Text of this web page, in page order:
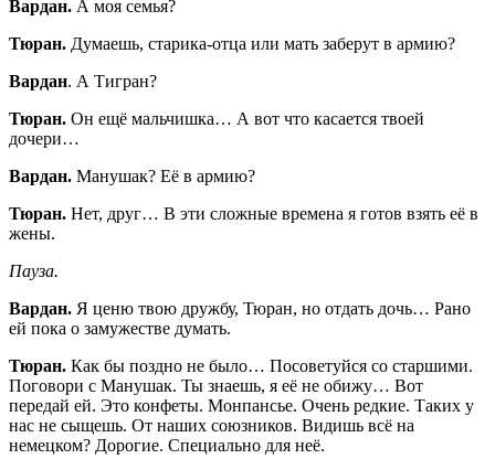
Вардан. А моя семья?
Тюран. Думаешь, старика-отца или мать заберут в армию?
Вардан. А Тигран?
Тюран. Он ещё мальчишка… А вот что касается твоей
дочери…
Вардан. Манушак? Её в армию?
Тюран. Нет, друг… В эти сложные времена я готов взять её в
жены.
Пауза.
Вардан. Я ценю твою дружбу, Тюран, но отдать дочь… Рано
ей пока о замужестве думать.
Тюран. Как бы поздно не было… Посоветуйся со старшими.
Поговори с Манушак. Ты знаешь, я её не обижу… Вот
передай ей. Это конфеты. Монпансье. Очень редкие. Таких у
нас не сыщешь. От наших союзников. Видишь всё на
немецком? Дорогие. Специально для неё.